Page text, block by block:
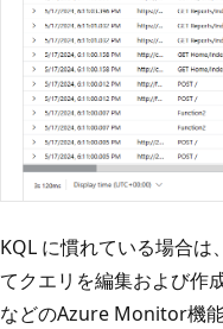
KQL に慣れている場合
てクエリを編集および作
などのAzure Monitor機